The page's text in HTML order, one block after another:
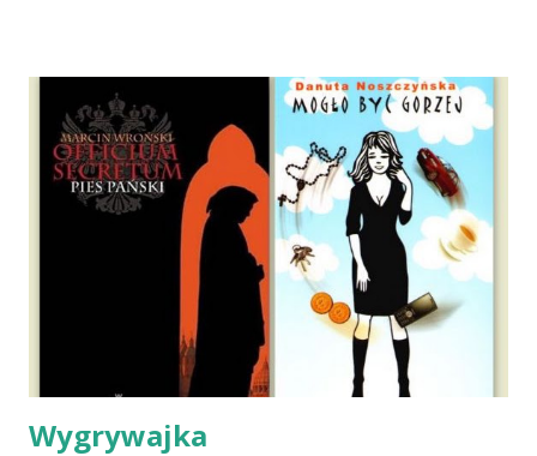
wspólnego życia przeczytacie TUTAJ i TUTAJ . Gdy już
nieco okrzepliśmy w codzienności z psem, a Amber - z
ludźmi i kotami, pojawił się pomysł na wspólny jesienny
wyjazd w Beskid Niski. Zanim to jednak się stało psica miała
atak padaczki, co spowodowało, że wyjazd odwołaliśmy,
wdrożyliśmy leczenie i od nowa zaczęliśmy oswajać z nami i
wspólnym życiem zdezorientowanego chorobą psa. Udało
się ustabilizować zawirowania zdrowotne i wówczas
zaczęliśmy się cieszyć sobą wzajemnie już na 100%.
Dopier...
Wygrywajka